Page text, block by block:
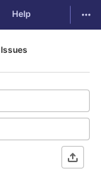
Help
Issues